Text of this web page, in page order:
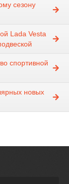
сезону
Lada Vesta
спортивной
новых